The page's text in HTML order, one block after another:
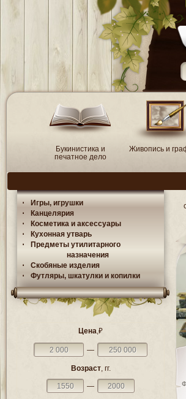
Букинистика и
печатное дело
Живопись и
Игры, игрушки
Канцелярия
Косметика и аксессуары
Кухонная утварь
Предметы утилитарного
назначения
Скобяные изделия
Футляры, шкатулки и копилки
Цена ,₽
—
Возраст, гг.
—